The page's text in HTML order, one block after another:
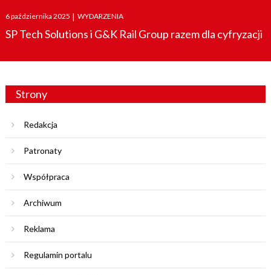
Posted
on
6 października 2025 | WYDARZENIA
SP Tech Solutions i G&K Rail Group razem dla cyfryzacji
Strony
Redakcja
Patronaty
Współpraca
Archiwum
Reklama
Regulamin portalu